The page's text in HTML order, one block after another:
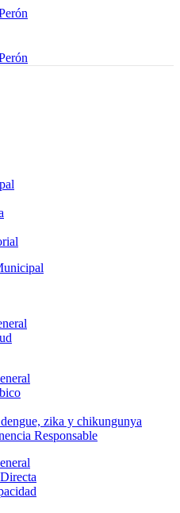
zika y chikungunya
Responsable